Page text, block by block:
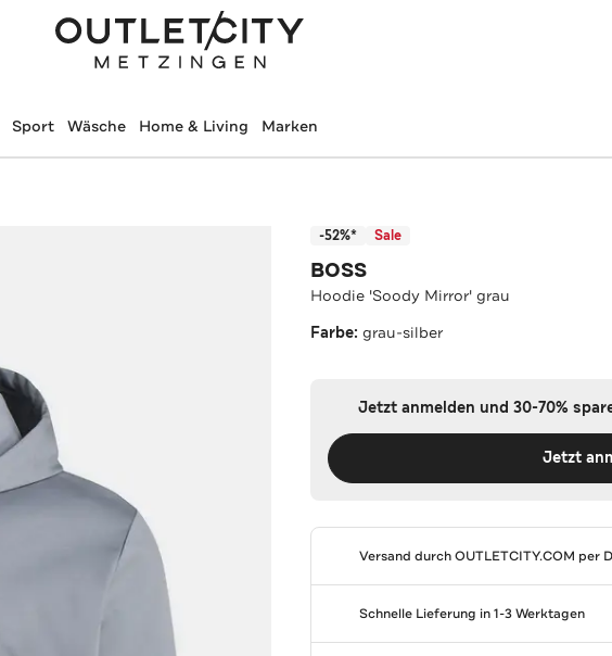
Sport Wäsche Home & Living Marken
-52%* Sale
BOSS
Hoodie 'Soody Mirror' grau
Farbe:grau-silber
Jetzt anmelden und 30-70%
Jetzt
Versand durchOUTLETCITY.COM per
Schnelle Lieferung in 1-3 Werktagen